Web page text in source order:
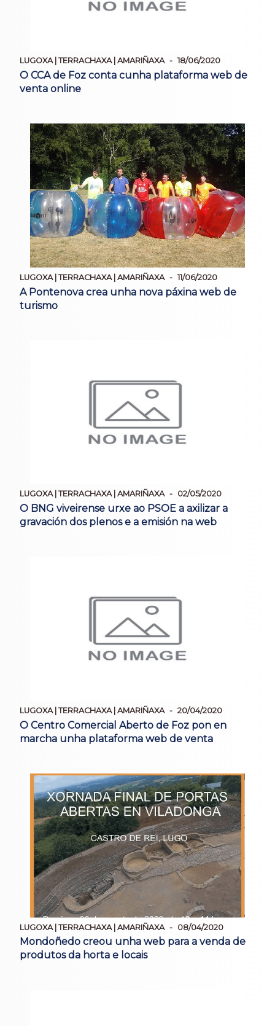
LUGOXA | TERRACHAXA | AMARIÑAXA 18/06/2020
O CCA de Foz conta cunha plataforma web de
venta online
LUGOXA | TERRACHAXA | AMARIÑAXA 11/06/2020
A Pontenova crea unha nova páxina web de
turismo
LUGOXA | TERRACHAXA | AMARIÑAXA 02/05/2020
O BNG viveirense urxe ao PSOE a axilizar a
gravación dos plenos e a emisión na web
LUGOXA | TERRACHAXA | AMARIÑAXA 20/04/2020
O Centro Comercial Aberto de Foz pon en
marcha unha plataforma web de venta
LUGOXA | TERRACHAXA | AMARIÑAXA 08/04/2020
Mondoñedo creou unha web para a venda de
produtos da horta e locais